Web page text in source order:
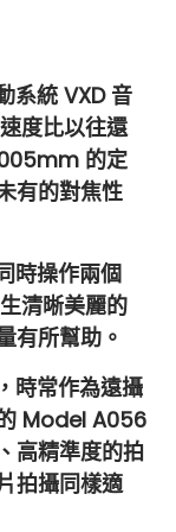
統 VXD 音
度比以往還
的定
有的對焦性
時操作兩個
清晰美麗的
有所幫助。
常作為遠攝
Model A056
高精準度的拍
拍攝同樣適